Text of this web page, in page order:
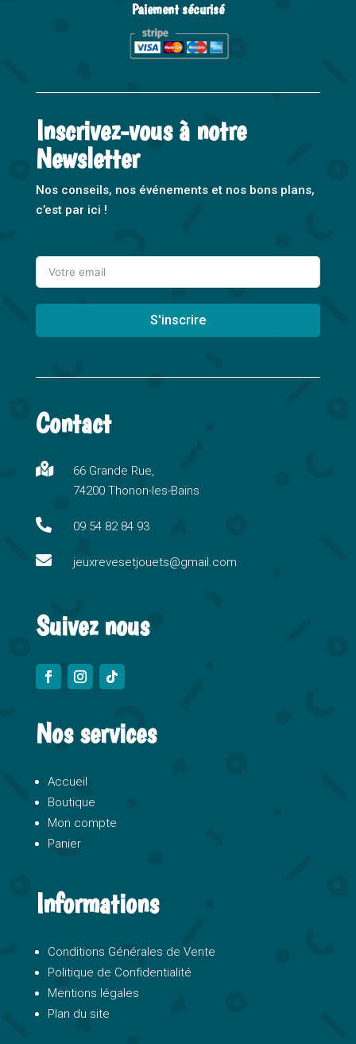
Paiement sécurisé
Inscrivez-vous à notre
Newsletter
Nos conseils, nos événements et nos bons plans,
c’est par ici !
S'inscrire
l
e
n
a
i
e
Contact

66 Grande Rue,
74200 Thonon-les-Bains
 09 54 82 84 93
 jeuxrevesetjouets@gmail.com
Suivez nous
Nos services
Accueil
Boutique
Mon compte
Panier
Informations
Conditions Générales de Vente
Politique de Confidentialité
Mentions légales
Plan du site